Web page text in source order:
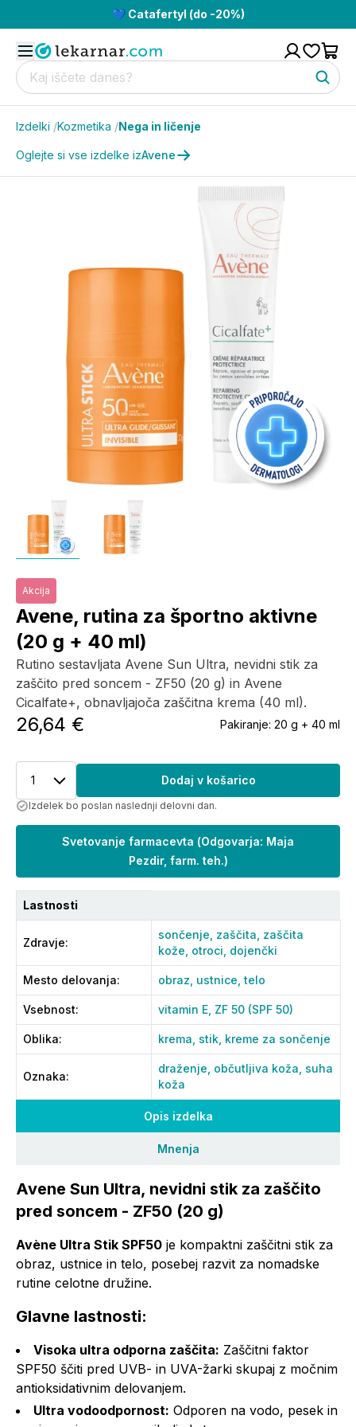
💙 Catafertyl (do -20%)
Izdelki /Kozmetika /Nega in ličenje
Oglejte si vse izdelke izAvene
Opis izdelka
Mnenja
Avene Sun Ultra, nevidni stik za zaščito
pred soncem - ZF50 (20 g)
Avène Ultra Stik SPF50 je kompaktni zaščitni stik za
obraz, ustnice in telo, posebej razvit za nomadske
rutine celotne družine.
Glavne lastnosti:
Visoka ultra odporna zaščita: Zaščitni faktor
SPF50 ščiti pred UVB- in UVA-žarki skupaj z močnim
antioksidativnim delovanjem.
Ultra vodoodpornost: Odporen na vodo, pesek in
Akcija
Avene, rutina za športno aktivne
(20 g + 40 ml)
Rutino sestavljata Avene Sun Ultra, nevidni stik za
zaščito pred soncem - ZF50 (20 g) in Avene
Cicalfate+, obnavljajoča zaščitna krema (40 ml).
26,64 € Pakiranje: 20 g + 40 ml
1 Dodaj v košarico
Izdelek bo poslan naslednji delovni dan.
Svetovanje farmacevta (Odgovarja: Maja
Pezdir, farm. teh.)
Lastnosti
Zdravje:
sončenje, zaščita, zaščita
kože, otroci, dojenčki
Mesto delovanja: obraz, ustnice,telo
Vsebnost: vitamin E, ZF 50 (SPF 50)
Oblika: krema, stik, kreme za sončenje
Oznaka:
draženje, občutljiva koža, suha
koža